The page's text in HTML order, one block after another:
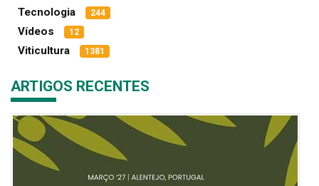
Tecnologia 244
Vídeos 12
Viticultura 1381
ARTIGOS RECENTES